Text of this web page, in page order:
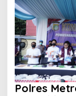
Polres